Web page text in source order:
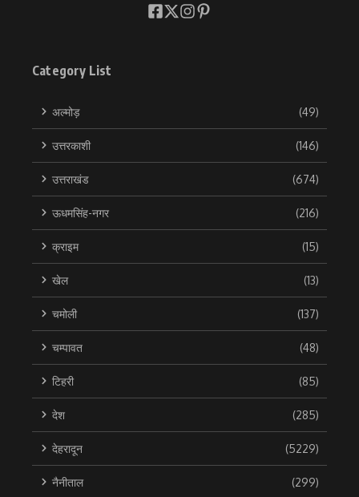
Category List
अल्मोड़ (49)
उत्तरकाशी (146)
उत्तराखंड (674)
ऊधमसिंह-नगर (216)
क्राइम (15)
खेल (13)
चमोली (137)
चम्पावत (48)
टिहरी (85)
देश (285)
देहरादून (5229)
नैनीताल (299)